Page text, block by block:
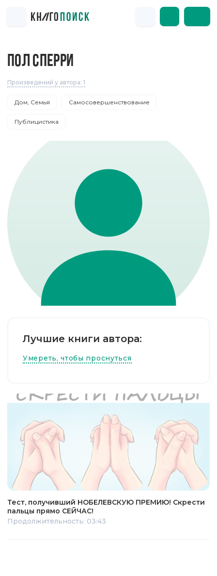
ПОЛ СПЕРРИ
Произведений у автора: 1
Дом, Семья Самосовершенствование
Публицистика
Лучшие книги автора:
Умереть, чтобы проснуться
Тест, получивший НОБЕЛЕВСКУЮ ПРЕМИЮ! Скрести
пальцы прямо СЕЙЧАС!
Продолжительность: 03:43